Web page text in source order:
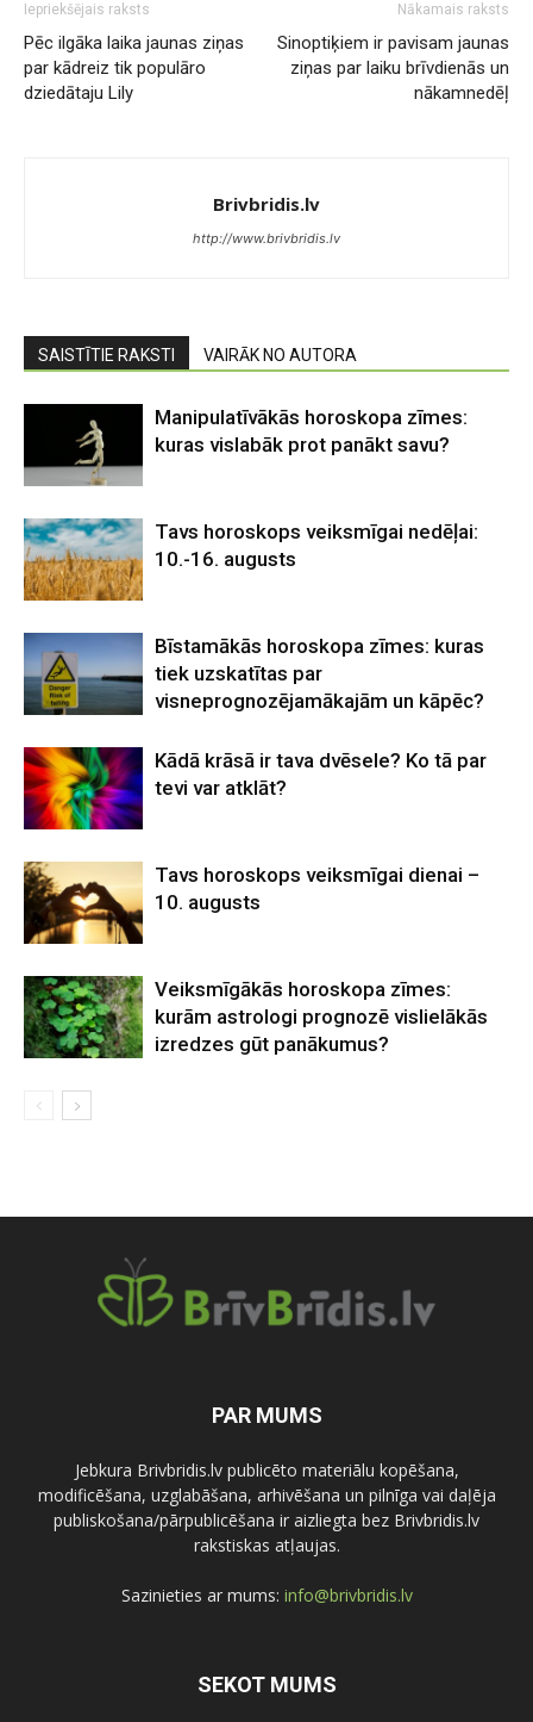
Iepriekšējais raksts
Pēc ilgāka laika jaunas ziņas
par kādreiz tik populāro
dziedātaju Lily
Nākamais raksts
Sinoptiķiem ir pavisam jaunas
ziņas par laiku brīvdienās un
nākamnedēļ
Brivbridis.lv
http://www.brivbridis.lv
SAISTĪTIE RAKSTI VAIRĀK NO AUTORA
Manipulatīvākās horoskopa zīmes:
kuras vislabāk prot panākt savu?
Tavs horoskops veiksmīgai nedēļai:
10.-16. augusts
Bīstamākās horoskopa zīmes: kuras
tiek uzskatītas par
visneprognozējamākajām un kāpēc?
Kādā krāsā ir tava dvēsele? Ko tā par
tevi var atklāt?
Tavs horoskops veiksmīgai dienai –
10. augusts
Veiksmīgākās horoskopa zīmes:
kurām astrologi prognozē vislielākās
izredzes gūt panākumus?
PAR MUMS
Jebkura Brivbridis.lv publicēto materiālu kopēšana,
modificēšana, uzglabāšana, arhivēšana un pilnīga vai daļēja
publiskošana/pārpublicēšana ir aizliegta bez Brivbridis.lv
rakstiskas atļaujas.
Sazinieties ar mums: info@brivbridis.lv
SEKOT MUMS